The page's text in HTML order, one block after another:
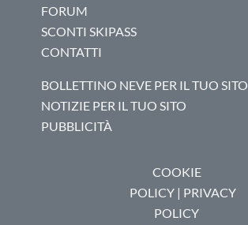
FORUM
SCONTI SKIPASS
CONTATTI
BOLLETTINO NEVE PER IL TUO SITO
NOTIZIE PER IL TUO SITO
PUBBLICITÀ
COOKIE
POLICY| PRIVACY
POLICY